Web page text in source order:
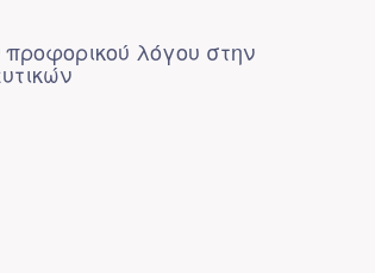
προφορικού λόγου στην